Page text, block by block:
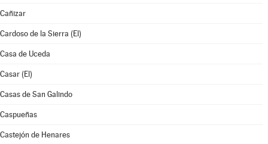
Cañizar
Cardoso de la Sierra (El)
Casa de Uceda
Casar (El)
Casas de San Galindo
Caspueñas
Castejón de Henares